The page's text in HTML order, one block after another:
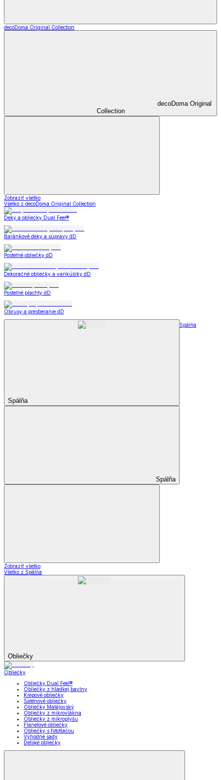
decoDoma Original Collection
decoDoma Original
Collection
Zobraziť všetko
Všetko z decoDoma Original Collection
Deky a obliečky Dual Feel®
Baránkové deky a súpravy dD
Posteľné obliečky dD
Dekoračné obliečky a vankúšiky dD
Posteľné plachty dD
Obrusy a prestieranie dD
Spálňa
Spálňa
Spálňa
Zobraziť všetko
Všetko z Spálňa
Obliečky
Obliečky
Obliečky Dual Feel®
Obliečky z hladkej bavlny
Krepové obliečky
Saténové obliečky
Obliečky Matějovský
Obliečky z mikrovlákna
Obliečky z mikroplyšu
Flanelové obliečky
Obliečky s fototlačou
Výhodné sady
Detské obliečky